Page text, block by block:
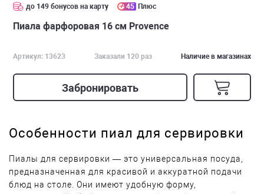
до 149 бонусов на карту 45 Плюс
Пиала фарфоровая 16 см Provence
Артикул: 13623 Заказали 120 раз Наличие в магазинах
Забронировать
Особенности пиал для сервировки
Пиалы для сервировки — это универсальная посуда,
предназначенная для красивой и аккуратной подачи
блюд на столе. Они имеют удобную форму,